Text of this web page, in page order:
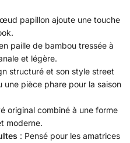
papillon ajoute une touche
paille de bambou tressée à
et légère.
structuré et son style street
pièce phare pour la saison
original combiné à une forme
moderne.
: Pensé pour les amatrices